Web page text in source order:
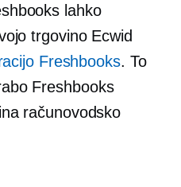
lahko
trgovino Ecwid
Freshbooks. To
Freshbooks
računovodsko